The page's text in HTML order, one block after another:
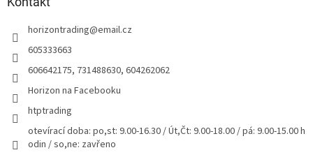
horizontrading@email.cz
605333663
606642175, 731488630, 604262062
Horizon na Facebooku
htptrading
otevírací doba: po,st: 9.00-16.30 / Út,Čt: 9.00-18.00 / pá: 9.00-15.00 h
odin / so,ne: zavřeno